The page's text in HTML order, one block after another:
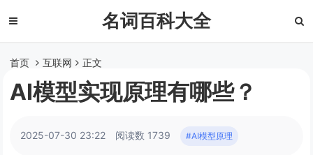
名词百科大全
首页 互联网 正文
AI模型实现原理有哪些？
2025-07-30 23:22 阅读数 1739 #AI模型原理